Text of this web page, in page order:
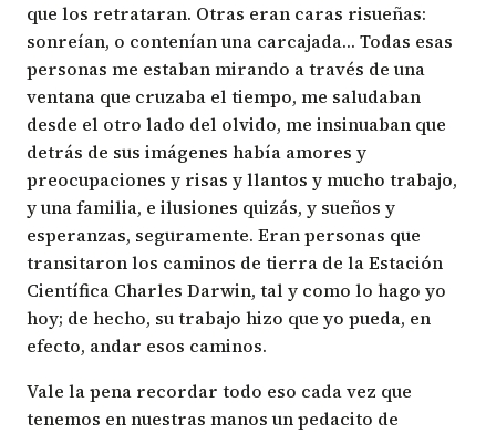
que los retrataran. Otras eran caras risueñas:
sonreían, o contenían una carcajada… Todas esas
personas me estaban mirando a través de una
ventana que cruzaba el tiempo, me saludaban
desde el otro lado del olvido, me insinuaban que
detrás de sus imágenes había amores y
preocupaciones y risas y llantos y mucho trabajo,
y una familia, e ilusiones quizás, y sueños y
esperanzas, seguramente. Eran personas que
transitaron los caminos de tierra de la Estación
Científica Charles Darwin, tal y como lo hago yo
hoy; de hecho, su trabajo hizo que yo pueda, en
efecto, andar esos caminos.
Vale la pena recordar todo eso cada vez que
tenemos en nuestras manos un pedacito de